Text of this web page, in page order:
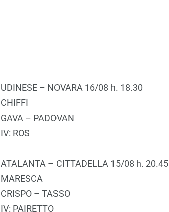
UDINESE – NOVARA 16/08 h. 18.30
CHIFFI
GAVA – PADOVAN
IV: ROS
ATALANTA – CITTADELLA 15/08 h. 20.45
MARESCA
CRISPO – TASSO
IV: PAIRETTO